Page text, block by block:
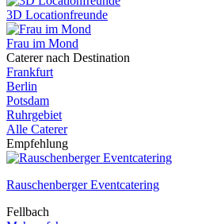
3D Locationfreunde
Frau im Mond
Caterer nach Destination
Frankfurt
Berlin
Potsdam
Ruhrgebiet
Alle Caterer
Empfehlung
Rauschenberger Eventcatering
Fellbach